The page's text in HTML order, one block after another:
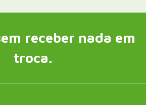
receber nada em
troca.